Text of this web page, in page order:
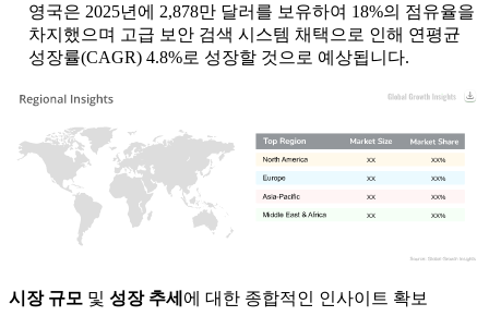
영국은 2025년에 2,878만 달러를 보유하여 18%의 점유율을
차지했으며 고급 보안 검색 시스템 채택으로 인해 연평균
성장률(CAGR) 4.8%로 성장할 것으로 예상됩니다.
XX%
XX
XX%
XX
XX%
XX
XX%
XX
시장 규모 및 성장 추세 에 대한 종합적인 인사이트 확보